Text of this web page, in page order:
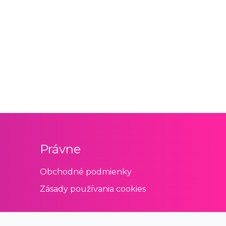
Právne
Obchodné podmienky
Zásady používania cookies